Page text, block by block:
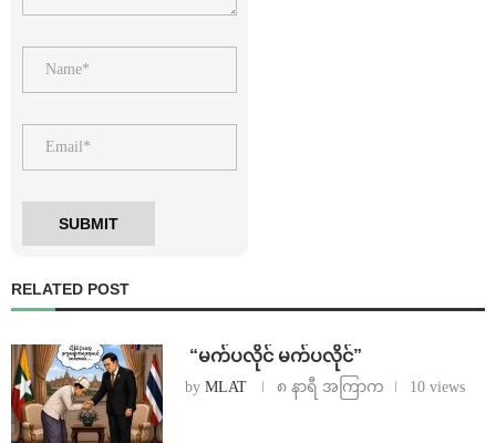
RELATED POST
⁨ ⁨“မက်ပလိုင် မက်ပလိုင်”
by MLAT ၈ နာရီ အကြာက 10 views